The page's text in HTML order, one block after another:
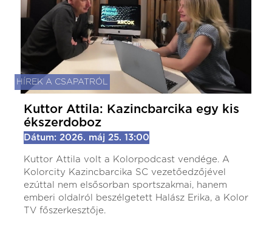
HÍREK A CSAPATRÓL
Kuttor Attila: Kazincbarcika egy kis
ékszerdoboz
Dátum: 2026. máj 25. 13:00
Kuttor Attila volt a Kolorpodcast vendége. A
Kolorcity Kazincbarcika SC vezetőedzőjével
ezúttal nem elsősorban sportszakmai, hanem
emberi oldalról beszélgetett Halász Erika, a Kolor
TV főszerkesztője.